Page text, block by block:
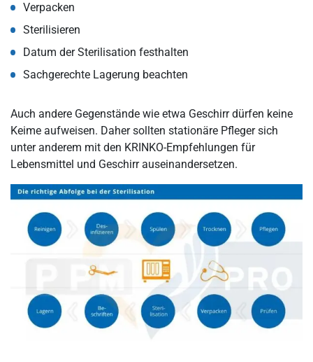
Verpacken
Sterilisieren
Datum der Sterilisation festhalten
Sachgerechte Lagerung beachten
Auch andere Gegenstände wie etwa Geschirr dürfen keine
Keime aufweisen. Daher sollten stationäre Pfleger sich
unter anderem mit den KRINKO-Empfehlungen für
Lebensmittel und Geschirr auseinandersetzen.